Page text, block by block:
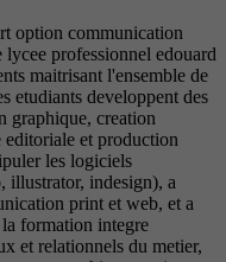
option communication
professionnel edouard
maitrisant l'ensemble de
etudiants developpent des
graphique, creation
editoriale et production
les logiciels
illustrator, indesign), a
print et web, et a
la formation integre
et relationnels du metier,